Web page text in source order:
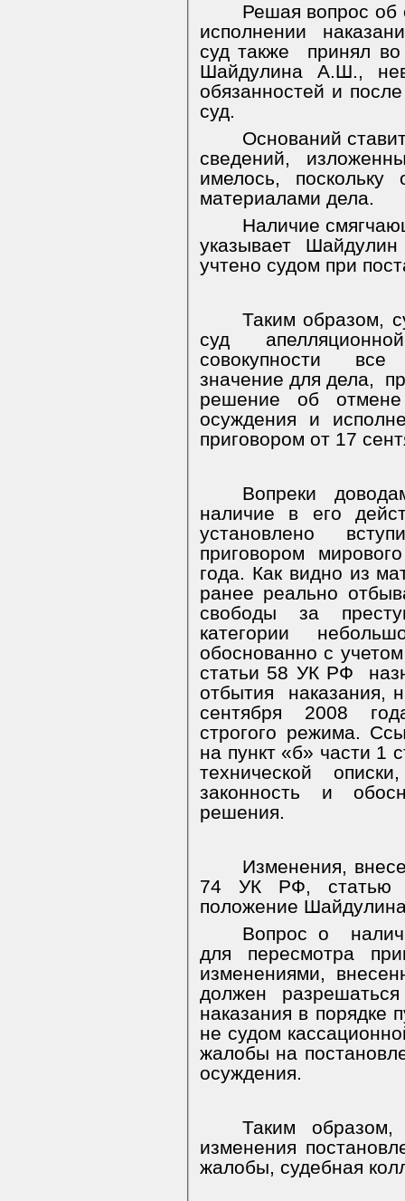
Решая вопрос об
исполнении
суд также
принял
Шайдулина А.Ш.,
обязанностей и
суд.
Оснований
сведений,
имелось, поскольку
материалами дела.
Наличие
указывает
учтено судом при
Таким образом,
суд
совокупности
значение для дела,
решение об
осуждения и
приговором от 17
Вопреки
наличие в его
установлено
приговором
года. Как видно из
ранее реально
свободы за
категории
обоснованно с
статьи 58 УК РФ
отбытия
наказания,
сентября 2008
строгого режима.
на пункт «б» части 1
технической
законность и
решения.
Изменения,
74 УК РФ,
положение
Вопрос о
для пересмотра
изменениями,
должен
наказания в порядке
не судом
жалобы на
осуждения.
Таким
изменения
жалобы, судебная